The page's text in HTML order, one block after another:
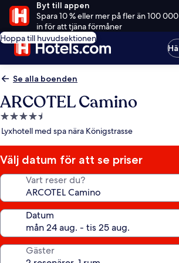
Byt till appen
Spara 10 % eller mer på fler än 100
in för att tjäna förmåner
Hoppa till huvudsektionen
Se alla boenden
ARCOTEL Camino
4.5-
stjärnigt
Lyxhotell med spa nära Königstrasse
Välj datum för att se priser
Vart reser du?
Datum
Gäster